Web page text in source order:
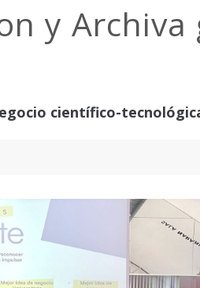
y Archiva
científico-